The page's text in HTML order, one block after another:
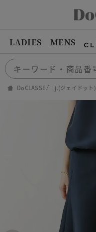
LADIES MENS
DoCLASSE j.(ジェイドット)